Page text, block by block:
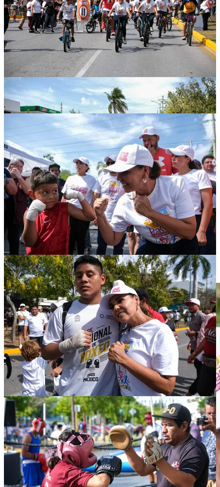
La presidenta municipal Ana Paty Peralta de la Peña explicó que
este evento se lleva a cabo una vez al mes y promueve el uso de
medios de transporte no motorizados como la bicicleta, los patines y
las caminatas, brindando un entorno seguro y accesible para todas
las edades. Familias completas disfrutaron del espacio y trajeron a
sus mascotas para ser parte de la experiencia.
Este evento abarca las avenidas Bonampak, Uxmal y Nader,
conectando a la comunidad con diversas actividades a lo largo del
recorrido. El DIF Quintana Roo participó con un stand de juegos
lúdicos para niñas y niños, fomentando la recreación.
A lo largo del Paseo Cancunense, los asistentes también pueden
disfrutar de la oferta gastronómica local en negocios como Socio
Naiz, Cafetería Nader, Mercado Negro, Iku, entre otros
establecimientos que abrirán sus puertas para ofrecer una
experiencia culinaria única.
Este programa busca fortalecer la comunidad, reactivar el comercio
local y consolidar un Cancún más incluyente, sustentable y vibrante.
Se presentó una demostración de clase de box, bádminton
promoviendo el deporte y la actividad física.